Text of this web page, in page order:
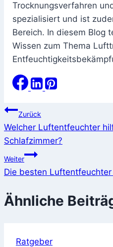
Trocknungsverfahren
spezialisiert und ist
Bereich. In diesem Blog
Wissen zum Thema
Zurück
Welcher Luftentfeuchter
Schlafzimmer?
Weiter
Die besten
Ähnliche
Ratgeber